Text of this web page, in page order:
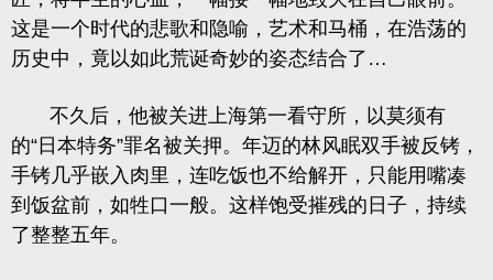
这是一个时代的悲歌和隐喻，艺术和马桶，在浩荡的
历史中，竟以如此荒诞奇妙的姿态结合了…
不久后，他被关进上海第一看守所，以莫须有
的“日本特务”罪名被关押。年迈的林风眠双手被反铐，
手铐几乎嵌入肉里，连吃饭也不给解开，只能用嘴凑
到饭盆前，如牲口一般。这样饱受摧残的日子，持续
了整整五年。